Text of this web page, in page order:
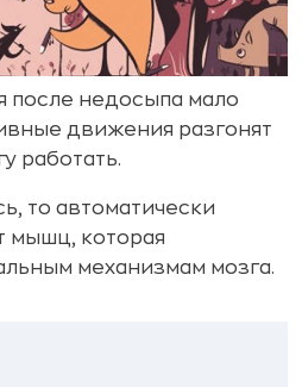
после недосыпа мало
движения разгонят
работать.
то автоматически
мышц, которая
механизмам мозга.